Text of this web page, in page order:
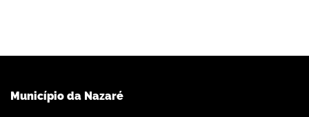
Município da Nazaré